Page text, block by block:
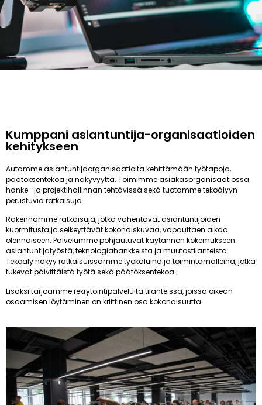
Kumppani asiantuntija-organisaatioiden
kehitykseen
Autamme asiantuntijaorganisaatioita kehittämään työtapoja,
päätöksentekoa ja näkyvyyttä. Toimimme asiakasorganisaatiossa
hanke- ja projektihallinnan tehtävissä sekä tuotamme tekoälyyn
perustuvia ratkaisuja.
Rakennamme ratkaisuja, jotka vähentävät asiantuntijoiden
kuormitusta ja selkeyttävät kokonaiskuvaa, vapauttaen aikaa
olennaiseen. Palvelumme pohjautuvat käytännön kokemukseen
asiantuntijatyöstä, teknologiahankkeista ja muutostilanteista.
Tekoäly näkyy ratkaisuissamme työkaluina ja toimintamalleina, jotka
tukevat päivittäistä työtä sekä päätöksentekoa.
Lisäksi tarjoamme rekrytointipalveluita tilanteissa, joissa oikean
osaamisen löytäminen on kriittinen osa kokonaisuutta.